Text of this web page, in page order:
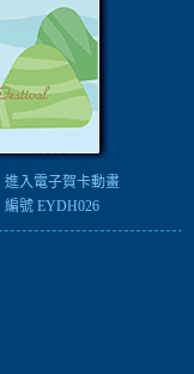
進入電子賀卡動畫
編號 EYDH026